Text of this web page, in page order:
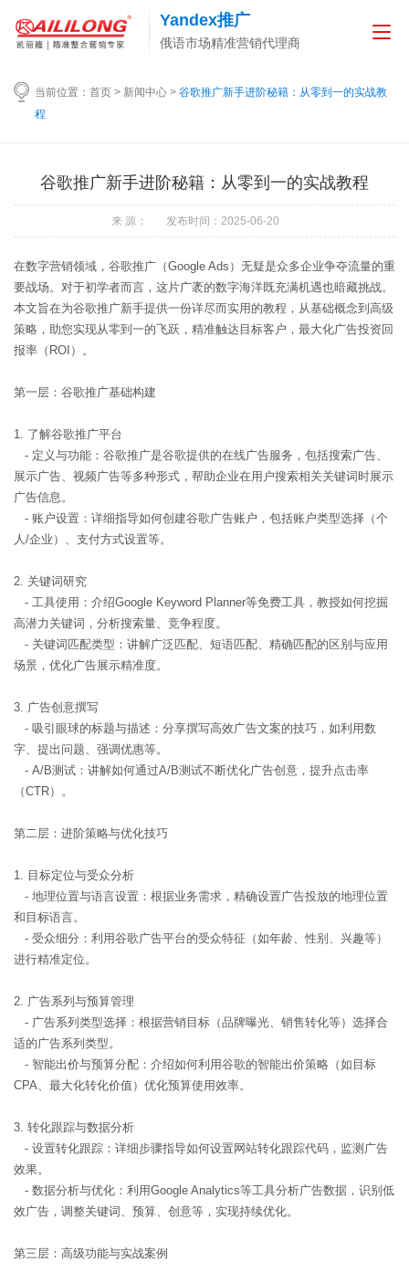
Yandex推广
俄语市场精准营销代理商
当前位置： 首页 > 新闻中心 > 谷歌推广新手进阶秘籍：从零到一的实战教
程
谷歌推广新手进阶秘籍：从零到一的实战教程
来 源： 发布时间：2025-06-20
在数字营销领域，谷歌推广（Google Ads）无疑是众多企业争夺流量的重
要战场。对于初学者而言，这片广袤的数字海洋既充满机遇也暗藏挑战。
本文旨在为谷歌推广新手提供一份详尽而实用的教程，从基础概念到高级
策略，助您实现从零到一的飞跃，精准触达目标客户，最大化广告投资回
报率（ROI）。
第一层：谷歌推广基础构建
1. 了解谷歌推广平台
- 定义与功能：谷歌推广是谷歌提供的在线广告服务，包括搜索广告、
展示广告、视频广告等多种形式，帮助企业在用户搜索相关关键词时展示
广告信息。
- 账户设置：详细指导如何创建谷歌广告账户，包括账户类型选择（个
人/企业）、支付方式设置等。
2. 关键词研究
- 工具使用：介绍Google Keyword Planner等免费工具，教授如何挖掘
高潜力关键词，分析搜索量、竞争程度。
- 关键词匹配类型：讲解广泛匹配、短语匹配、精确匹配的区别与应用
场景，优化广告展示精准度。
3. 广告创意撰写
- 吸引眼球的标题与描述：分享撰写高效广告文案的技巧，如利用数
字、提出问题、强调优惠等。
- A/B测试：讲解如何通过A/B测试不断优化广告创意，提升点击率
（CTR）。
第二层：进阶策略与优化技巧
1. 目标定位与受众分析
- 地理位置与语言设置：根据业务需求，精确设置广告投放的地理位置
和目标语言。
- 受众细分：利用谷歌广告平台的受众特征（如年龄、性别、兴趣等）
进行精准定位。
2. 广告系列与预算管理
- 广告系列类型选择：根据营销目标（品牌曝光、销售转化等）选择合
适的广告系列类型。
- 智能出价与预算分配：介绍如何利用谷歌的智能出价策略（如目标
CPA、最大化转化价值）优化预算使用效率。
3. 转化跟踪与数据分析
- 设置转化跟踪：详细步骤指导如何设置网站转化跟踪代码，监测广告
效果。
- 数据分析与优化：利用Google Analytics等工具分析广告数据，识别低
效广告，调整关键词、预算、创意等，实现持续优化。
第三层：高级功能与实战案例